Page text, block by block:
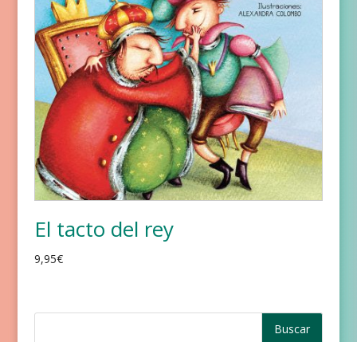
El tacto del rey
9,95€